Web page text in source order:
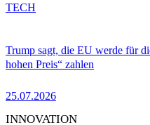
Trump sagt, die EU werde für
hohen Preis“ zahlen
25.07.2026
TECH
INNOVATION